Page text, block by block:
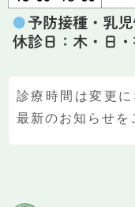
診療時間は変更
最新のお知らせを